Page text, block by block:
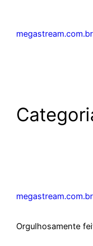
megastream.com.br
megastream.com.br
Orgulhosamente